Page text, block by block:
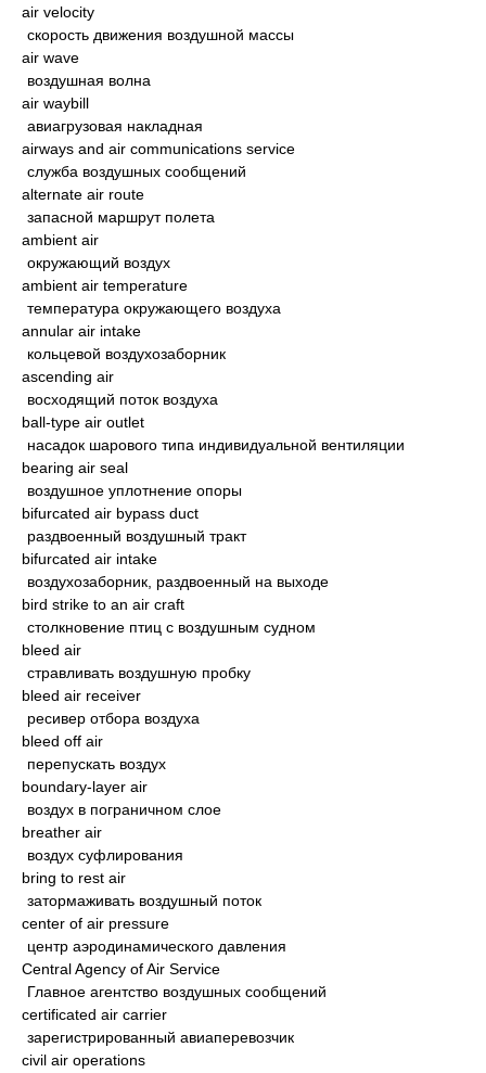
air velocity
скорость движения воздушной массы
air wave
воздушная волна
air waybill
авиагрузовая накладная
airways and air communications service
служба воздушных сообщений
alternate air route
запасной маршрут полета
ambient air
окружающий воздух
ambient air temperature
температура окружающего воздуха
annular air intake
кольцевой воздухозаборник
ascending air
восходящий поток воздуха
ball-type air outlet
насадок шарового типа индивидуальной вентиляции
bearing air seal
воздушное уплотнение опоры
bifurcated air bypass duct
раздвоенный воздушный тракт
bifurcated air intake
воздухозаборник, раздвоенный на выходе
bird strike to an air craft
столкновение птиц с воздушным судном
bleed air
стравливать воздушную пробку
bleed air receiver
ресивер отбора воздуха
bleed off air
перепускать воздух
boundary-layer air
воздух в пограничном слое
breather air
воздух суфлирования
bring to rest air
затормаживать воздушный поток
center of air pressure
центр аэродинамического давления
Central Agency of Air Service
Главное агентство воздушных сообщений
certificated air carrier
зарегистрированный авиаперевозчик
civil air operations